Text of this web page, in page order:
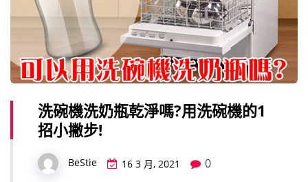
洗碗機洗奶瓶乾淨嗎?用洗碗機的1
招小撇步!
BeStie 16 3 月, 2021 0